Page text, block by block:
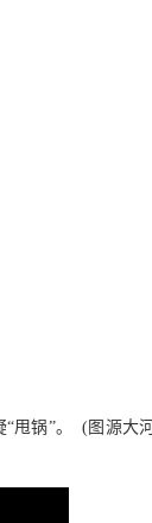
“甩锅”。 (图源大河